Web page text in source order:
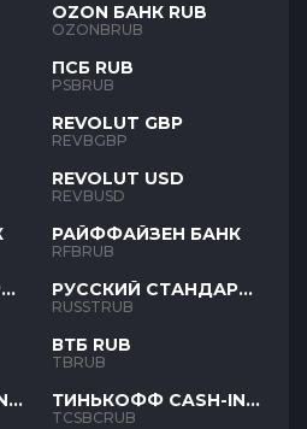
OZON БАНК RUB
OZONBRUB
ПСБ RUB
PSBRUB
REVOLUT GBP
REVBGBP
REVOLUT USD
REVBUSD
РАЙФФАЙЗЕН БАНК
RFBRUB
РУССКИЙ СТАНДАРТ
RUB
RUSSTRUB
ВТБ RUB
TBRUB
ТИНЬКОФФ CASH-IN
RUB
TCSBCRUB